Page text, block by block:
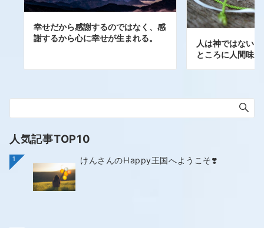
幸せだから感謝するのではなく、感
謝するから心に幸せが生まれる。
人は神ではない
ところに人間味
人気記事TOP10
1 けんさんのHappy王国へようこそ❣️